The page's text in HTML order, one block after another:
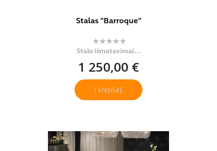
Stalas "Barroque"
Stalo išmatavimai...
1 250,00 €
Į krepšelį